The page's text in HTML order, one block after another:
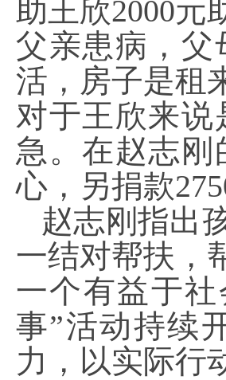
助王欣2000元
父亲患病，父
活，房子是租
对于王欣来
急。在赵志
心，另捐款
赵志刚指出
一结对帮扶，
一个有益于
事”活动持续
力，以实际行